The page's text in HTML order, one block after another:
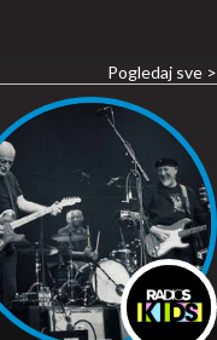
Pogledaj sve >